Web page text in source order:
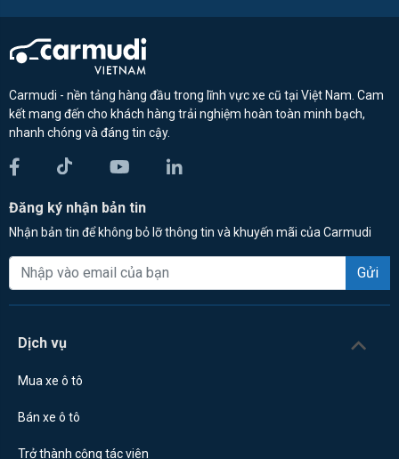
Carmudi - nền tảng hàng đầu trong lĩnh vực xe cũ tại Việt Nam. Cam
kết mang đến cho khách hàng trải nghiệm hoàn toàn minh bạch,
nhanh chóng và đáng tin cậy.
Đăng ký nhận bản tin
Nhận bản tin để không bỏ lỡ thông tin và khuyến mãi của Carmudi
Gửi
Dịch vụ
Mua xe ô tô
Bán xe ô tô
Trở thành cộng tác viên